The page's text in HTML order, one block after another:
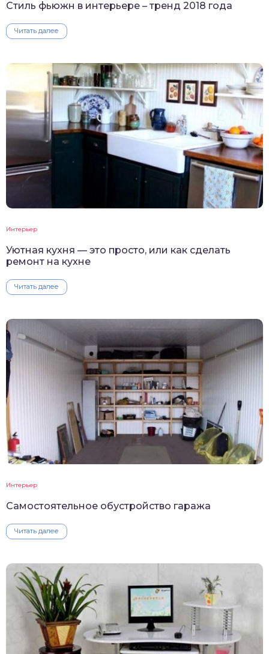
Стиль фьюжн в интерьере – тренд 2018 года
Читать далее
Интерьер
Уютная кухня — это просто, или как сделать
ремонт на кухне
Читать далее
Интерьер
Самостоятельное обустройство гаража
Читать далее